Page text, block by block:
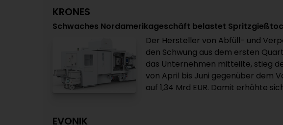
KRONES
Schwaches Nordamerikageschäft belastet
Der Hersteller von Abfüll- und
den Schwung aus dem ersten
das Unternehmen mitteilte, stieg
von April bis Juni gegenüber dem
auf 1,34 Mrd EUR. Damit erhöhte
EVONIK